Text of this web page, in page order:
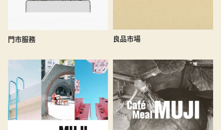
門市服務 良品市場